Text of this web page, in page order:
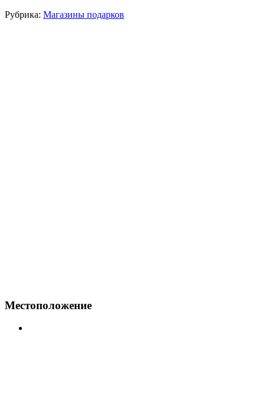
Рубрика: Магазины подарков
Местоположение